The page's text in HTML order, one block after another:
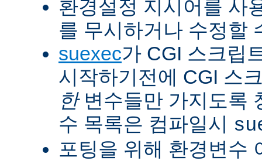
환경설정 지시어를 사
를 무시하거나 수정할
suexec가 CGI 스크립
시작하기전에 CGI 스
한변수들만 가지도록
수 목록은 컴파일시
포팅을 위해 환경변수